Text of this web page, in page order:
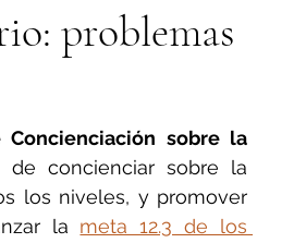
problemas
sobre la
concienciar sobre la
los niveles, y promover
la meta 12.3 de los